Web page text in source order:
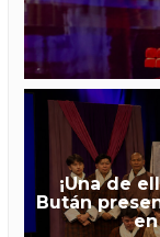
¡Una de
Bután